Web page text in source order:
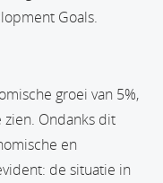
Goals.
groei van 5%,
Ondanks dit
en
de situatie in